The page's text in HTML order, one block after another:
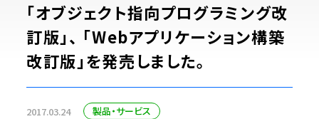
「オブジェクト指向プログラミング改
訂版」、 「Webアプリケーション構築
改訂版」を発売しました。
2017.03.24 製品・サービス